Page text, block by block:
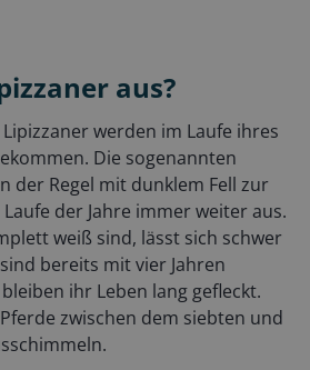
aus?
werden im Laufe ihres
Die sogenannten
der Regel mit dunklem Fell zur
der Jahre immer weiter aus.
weiß sind, lässt sich schwer
bereits mit vier Jahren
ihr Leben lang gefleckt.
zwischen dem siebten und